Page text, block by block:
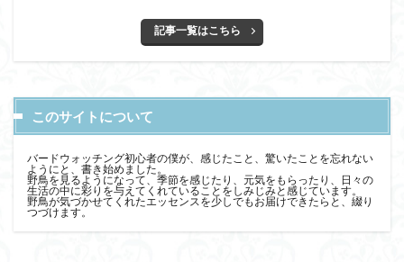
記事一覧はこちら
このサイトについて
バードウォッチング初心者の僕が、感じたこと、驚いたことを忘れない
ようにと、書き始めました。
野鳥を見るようになって、季節を感じたり、元気をもらったり、日々の
生活の中に彩りを与えてくれていることをしみじみと感じています。
野鳥が気づかせてくれたエッセンスを少しでもお届けできたらと、綴り
つづけます。